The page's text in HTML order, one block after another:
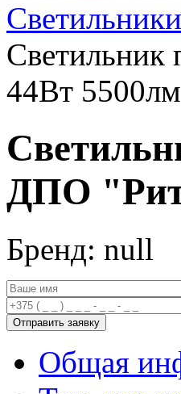
Светильник
44Вт
ДПО
Бренд: null
Общая